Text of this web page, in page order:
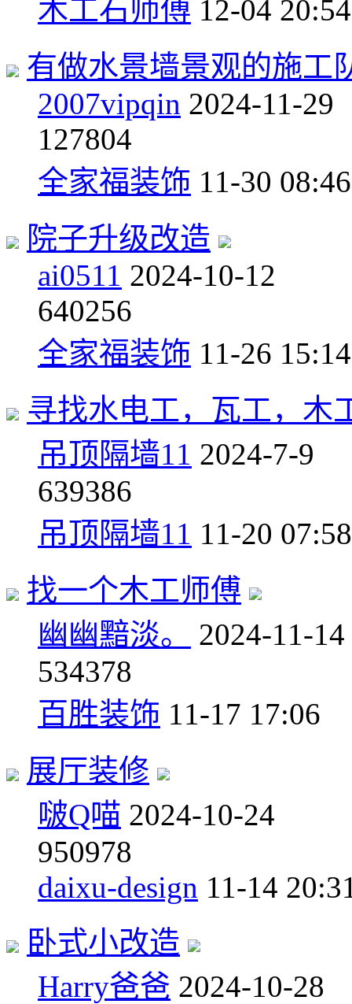
木工石师傅 12-04 20:54
有做水景墙景观的施工
2007vipqin 2024-11-29
127804
全家福装饰 11-30 08:46
院子升级改造
ai0511 2024-10-12
640256
全家福装饰 11-26 15:14
寻找水电工，瓦工，木
吊顶隔墙11 2024-7-9
639386
吊顶隔墙11 11-20 07:58
找一个木工师傅
幽幽黯淡。
2024-11-14
534378
百胜装饰 11-17 17:06
展厅装修
啵Q喵 2024-10-24
950978
daixu-design 11-14
卧式小改造
Harry爸爸 2024-10-28